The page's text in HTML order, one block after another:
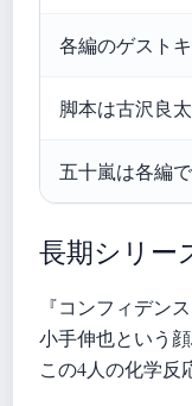
各編のゲスト
脚本は古沢良
五十嵐は各編
長期シリー
『コンフィデン
小手伸也という
この4人の化学反